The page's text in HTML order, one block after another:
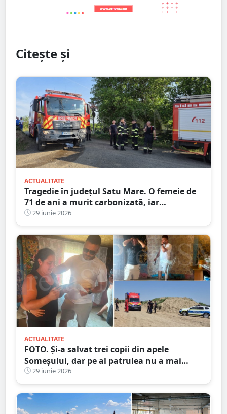
Citește și
ACTUALITATE
Tragedie în județul Satu Mare. O femeie de
71 de ani a murit carbonizată, iar
anchetatorii au luat în calcul inclusiv
ipoteza unei crime
29 iunie 2026
ACTUALITATE
FOTO. Și-a salvat trei copii din apele
Someșului, dar pe al patrulea nu a mai
reușit. Drama sfâșietoare a unui tată din
Odoreu care cere acum ajutor pentru
înmormântarea fiului său
29 iunie 2026